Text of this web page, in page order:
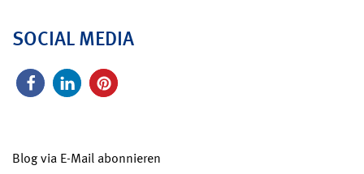
SOCIAL MEDIA
Blog via E-Mail abonnieren